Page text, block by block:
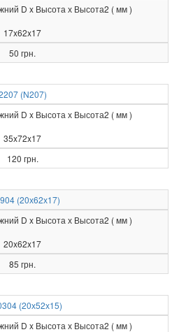
D x Высота х Высота2 ( мм )
17x62x17
50 грн.
(N207)
D x Высота х Высота2 ( мм )
35x72x17
120 грн.
(20х62х17)
D x Высота х Высота2 ( мм )
20x62x17
85 грн.
(20х52х15)
D x Высота х Высота2 ( мм )